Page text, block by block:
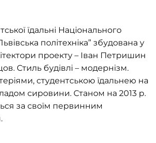
їдальні Національного
політехніка” збудована у
проекту – Іван Петришин
Стиль будівлі – модернізм.
студентською їдальнею на
сировини. Станом на 2013 р.
за своїм первинним